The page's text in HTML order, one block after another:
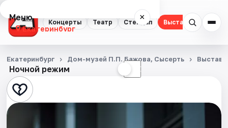
Концерты Театр Стендап Выставки
Меню ×
Екатеринбург
Концерты
Театр
Стендап
Выставки
Ночной режим ☾
Екатеринбург Дом-музей П.П. Бажова, Сысерть